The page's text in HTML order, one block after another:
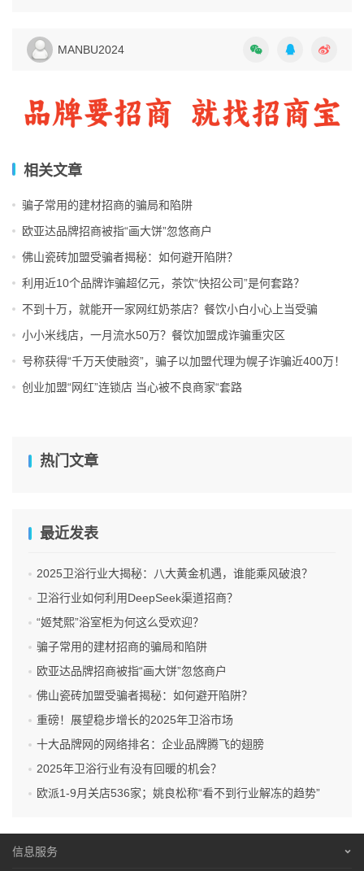
在选择加盟品牌之前，加盟者需要认真考察市场和竞品情
制定经营策略。同时，对比不同品牌的产品质量、价格、服
务等方面，有助于加盟者选择出最具竞争力的品牌。
四、签订合同前仔细阅读条款
在签订加盟合同之前，加盟者一定要仔细阅读合同条款，确
在不合理的条款或者模糊不清的表述，一定要及时与品牌方
沟通，争取达成更加公平合理的协议。
在加盟之后，品牌方通常会为加盟者提供一系列的培训和经
因此，加盟者一定要积极参与这些培训和指导活动，不断提
等方面的工作都做好之后，加盟者才能够真正地拥抱这个创
业机会，实现自己的创业梦想。
MANBU2024
相关文章
骗子常用的建材招商的骗局和陷阱
欧亚达品牌招商被指“画大饼”忽悠商户
佛山瓷砖加盟受骗者揭秘：如何避开陷阱？
利用近10个品牌诈骗超亿元，茶饮“快招公司”是何套路？
不到十万，就能开一家网红奶茶店？餐饮小白小心上当受骗
小小米线店，一月流水50万？餐饮加盟成诈骗重灾区
号称获得“千万天使融资”，骗子以加盟代理为幌子诈骗近400万！
创业加盟“网红”连锁店 当心被不良商家“套路
热门文章
最近发表
2025卫浴行业大揭秘：八大黄金机遇，谁能乘风破浪？
卫浴行业如何利用DeepSeek渠道招商？
“姬梵熙”浴室柜为何这么受欢迎？
骗子常用的建材招商的骗局和陷阱
欧亚达品牌招商被指“画大饼”忽悠商户
佛山瓷砖加盟受骗者揭秘：如何避开陷阱？
重磅！展望稳步增长的2025年卫浴市场
十大品牌网的网络排名：企业品牌腾飞的翅膀
2025年卫浴行业有没有回暖的机会？
欧派1-9月关店536家；姚良松称“看不到行业解冻的趋势”
信息服务